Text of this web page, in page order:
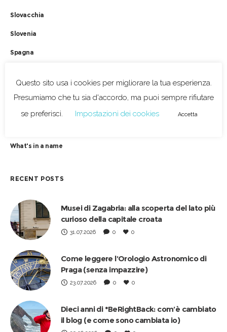
Slovacchia
Slovenia
Spagna
What's in a name
RECENT POSTS
Musei di Zagabria: alla scoperta del lato più
curioso della capitale croata
31.07.2026 0 0
Come leggere l’Orologio Astronomico di
Praga (senza impazzire)
23.07.2026 0 0
Dieci anni di *BeRightBack: com’è cambiato
il blog (e come sono cambiata io)
Questo sito usa i cookies per migliorare la tua esperienza.
Presumiamo che tu sia d'accordo, ma puoi sempre rifiutare
se preferisci.
Impostazioni dei cookies Accetta